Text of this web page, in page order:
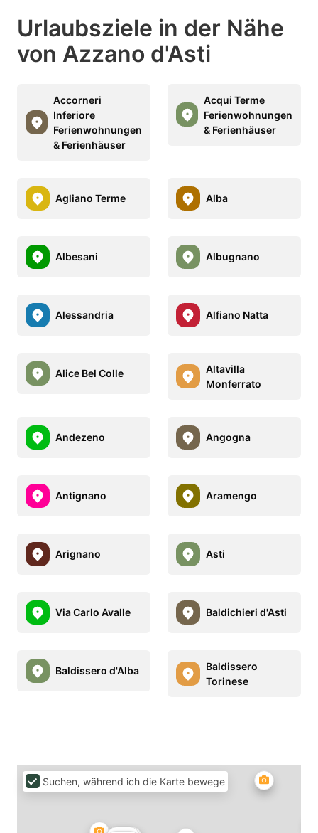
Urlaubsziele in der Nähe
von Azzano d'Asti
Accorneri
Inferiore
Ferienwohnungen
& Ferienhäuser
Acqui Terme
Ferienwohnungen
& Ferienhäuser
Agliano Terme Alba
Albesani Albugnano
Alessandria Alfiano Natta
Alice Bel Colle
Altavilla
Monferrato
Andezeno Angogna
Antignano Aramengo
Arignano Asti
Via Carlo Avalle Baldichieri d'Asti
Baldissero d'Alba
Baldissero
Torinese
Suchen, während ich die Karte bewege